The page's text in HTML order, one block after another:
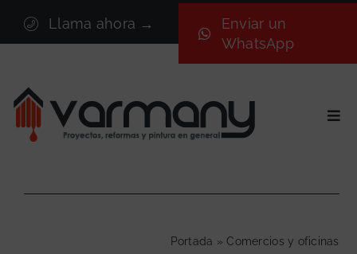
contenido
Llama ahora →
Enviar un
WhatsApp
Sectores
Portada »Comercios y oficinas